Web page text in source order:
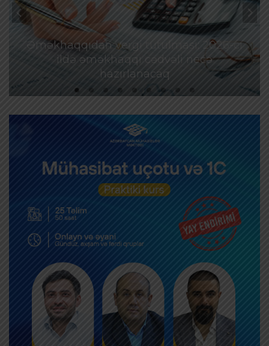
Əməkhaqqıdan vergi tutulması: 2026-cı
ildə əməkhaqqı cədvəli necə
hazırlanacaq